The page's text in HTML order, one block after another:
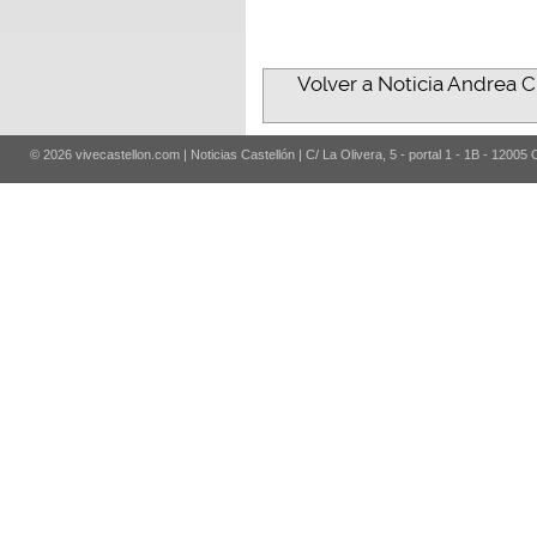
Volver a Noticia Andrea
© 2026 vivecastellon.com | Noticias Castellón | C/ La Olivera, 5 - portal 1 - 1B - 12005